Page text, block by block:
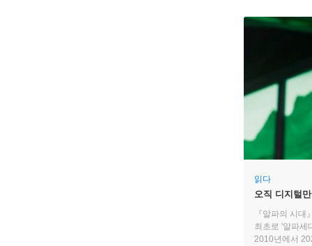
읽다
오직 디지털
『알파의 시
최초로 '알파세
2010년에서